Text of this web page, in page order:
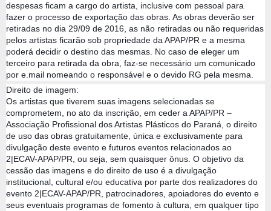
despesas ficam a cargo do artista, inclusive com pessoal para
fazer o processo de exportação das obras. As obras deverão ser
retiradas no dia 29/09 de 2016, as não retiradas ou não requeridas
pelos artistas ficarão sob propriedade da APAP/PR e a mesma
poderá decidir o destino das mesmas. No caso de eleger um
terceiro para retirada da obra, faz-se necessário um comunicado
por e.mail nomeando o responsável e o devido RG pela mesma.
Direito de imagem:
Os artistas que tiverem suas imagens selecionadas se
comprometem, no ato da inscrição, em ceder a APAP/PR –
Associação Profissional dos Artistas Plásticos do Paraná, o direito
de uso das obras gratuitamente, única e exclusivamente para
divulgação deste evento e futuros eventos relacionados ao
2|ECAV-APAP/PR, ou seja, sem quaisquer ônus. O objetivo da
cessão das imagens e do direito de uso é a divulgação
institucional, cultural e/ou educativa por parte dos realizadores do
evento 2|ECAV-APAP/PR, patrocinadores, apoiadores do evento e
seus eventuais programas de fomento à cultura, em qualquer tipo